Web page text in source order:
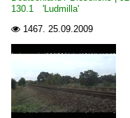
130.1 'Ludmilla'
 1467. 25.09.2009